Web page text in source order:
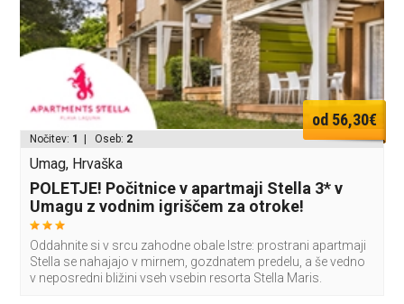
od 56,30€
Nočitev: 1 | Oseb: 2
Umag, Hrvaška
POLETJE! Počitnice v apartmaji Stella 3* v
Umagu z vodnim igriščem za otroke!
Oddahnite si v srcu zahodne obale Istre: prostrani apartmaji
Stella se nahajajo v mirnem, gozdnatem predelu, a še vedno
v neposredni bližini vseh vsebin resorta Stella Maris.